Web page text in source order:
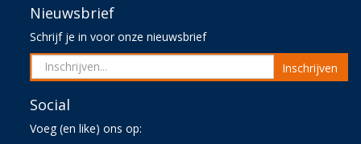
Nieuwsbrief
Schrijf je in voor onze nieuwsbrief
Inschrijven
Social
Voeg (en like) ons op: